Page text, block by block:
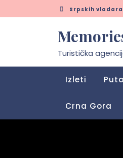
to
Srpskih
Turistička
Izleti
Crna Gora